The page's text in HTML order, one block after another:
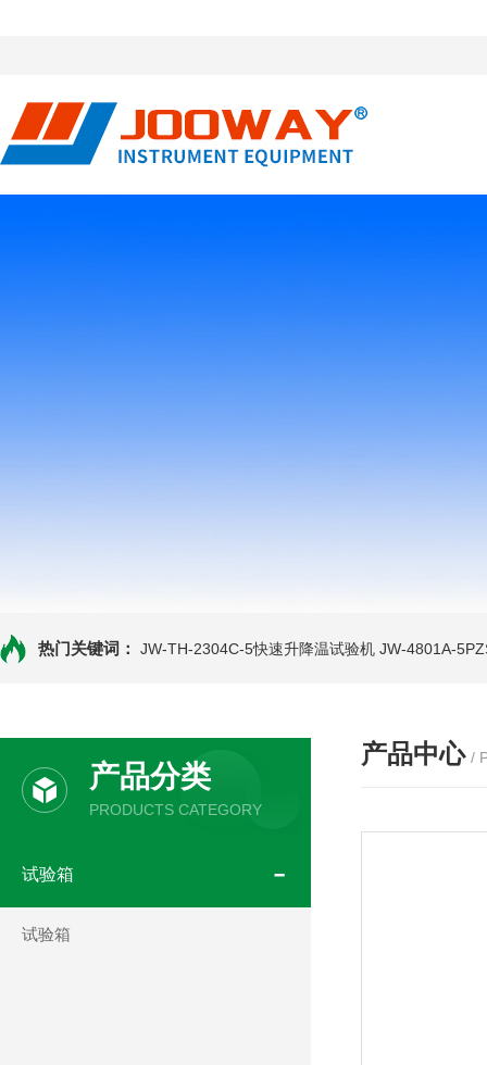
热门关键词： JW-TH-2304C-5快速升降温试验机 JW-4801A-
产品分类
PRODUCTS CATEGORY
试验箱
试验箱
产品中心 /